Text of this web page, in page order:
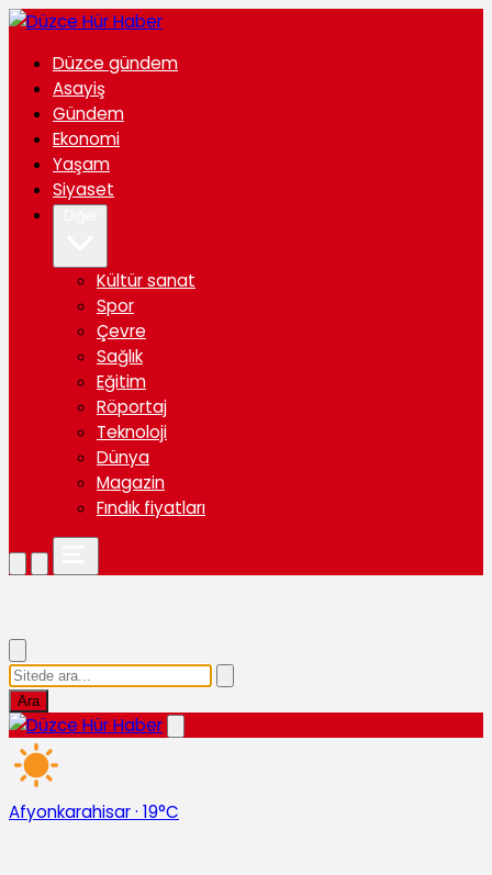
Düzce gündem
Asayiş
Gündem
Ekonomi
Yaşam
Siyaset
Kültür sanat
Spor
Çevre
Sağlık
Eğitim
Röportaj
Teknoloji
Dünya
Magazin
Fındık fiyatları
Ara
Afyonkarahisar· 19°C